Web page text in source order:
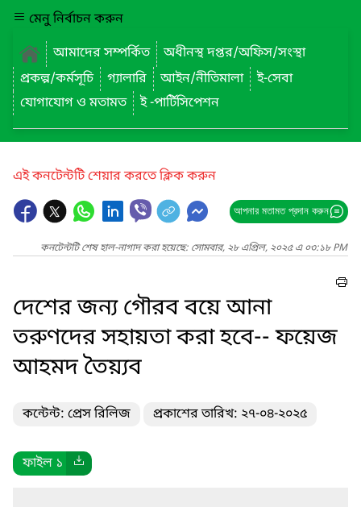
মেনু নির্বাচন করুন
আমাদের সম্পর্কিত
অধীনস্থ দপ্তর/অফিস/সংস্থা
প্রকল্প/কর্মসূচি
গ্যালারি আইন/নীতিমালা
ই-সেবা
যোগাযোগ ও মতামত
ই -পার্টিসিপেশন
এই কনটেন্টটি শেয়ার করতে ক্লিক করুন
আপনার মতামত প্রদান করুন
কনটেন্টটি শেষ হাল-নাগাদ করা হয়েছে: সোমবার, ২৮ এপ্রিল, ২০২৫ এ ০৩:১৮ PM
দেশের জন্য গৌরব বয়ে আনা
তরুণদের সহায়তা করা হবে-- ফয়েজ
আহমদ তৈয়্যব
কন্টেন্ট: প্রেস রিলিজ প্রকাশের তারিখ: ২৭-০৪-২০২৫
ফাইল ১